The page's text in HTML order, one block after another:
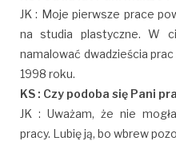
JK : Moje pierwsze prace
na studia plastyczne. W
namalować dwadzieścia
1998 roku.
KS : Czy podoba się Pani
JK : Uważam, że nie
pracy. Lubię ją, bo wbrew